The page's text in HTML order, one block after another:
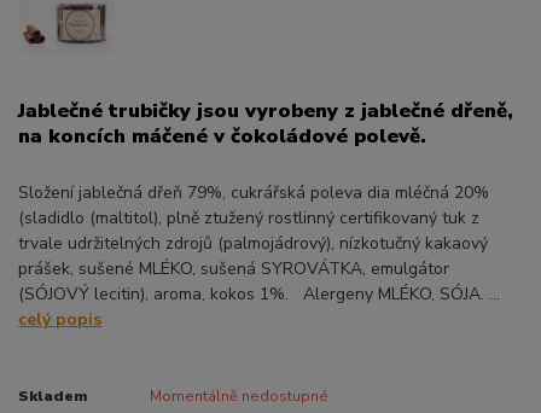
Jablečné trubičky jsou vyrobeny z jablečné dřeně,
na koncích máčené v čokoládové polevě.
Složení jablečná dřeň 79%, cukrářská poleva dia mléčná 20%
(sladidlo (maltitol), plně ztužený rostlinný certifikovaný tuk z
trvale udržitelných zdrojů (palmojádrový), nízkotučný kakaový
prášek, sušené MLÉKO, sušená SYROVÁTKA, emulgátor
(SÓJOVÝ lecitin), aroma, kokos 1%. Alergeny MLÉKO, SÓJA. ...
celý popis
Skladem Momentálně nedostupné